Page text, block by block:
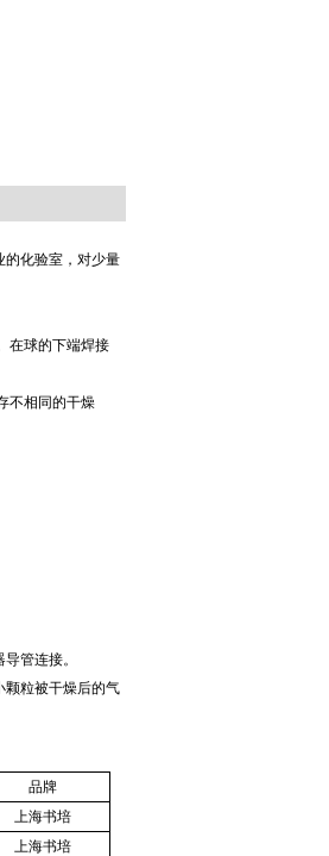
的化验室，对少量
在球的下端焊接
不相同的干燥
管连接。
颗粒被干燥后的气
品牌
上海书培
上海书培